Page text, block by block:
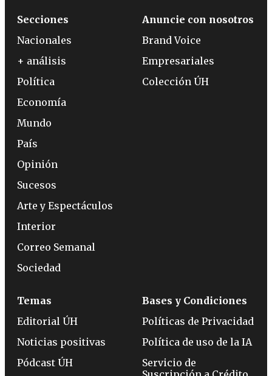
Secciones
Nacionales
+ análisis
Política
Economía
Mundo
País
Opinión
Sucesos
Arte y Espectáculos
Interior
Correo Semanal
Sociedad
Anuncie con nosotros
Brand Voice
Empresariales
Colección ÚH
Temas
Editorial ÚH
Noticias positivas
Pódcast ÚH
Bases y Condiciones
Políticas de Privacidad
Política de uso de la IA
Servicio de